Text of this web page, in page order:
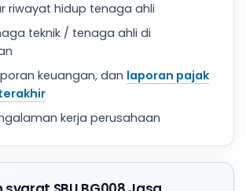
riwayat hidup tenaga ahli
teknik / tenaga ahli di
keuangan, dan laporan pajak
kerja perusahaan